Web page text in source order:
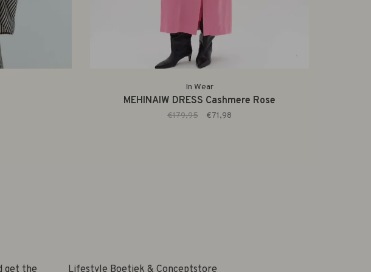
In Wear
MEHINAIW DRESS Cashmere Rose
€179,95 €71,98